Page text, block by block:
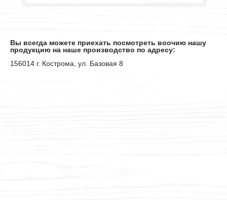
Вы всегда можете приехать посмотреть воочию нашу
продукцию на наше производство по адресу:
156014 г. Кострома, ул. Базовая 8